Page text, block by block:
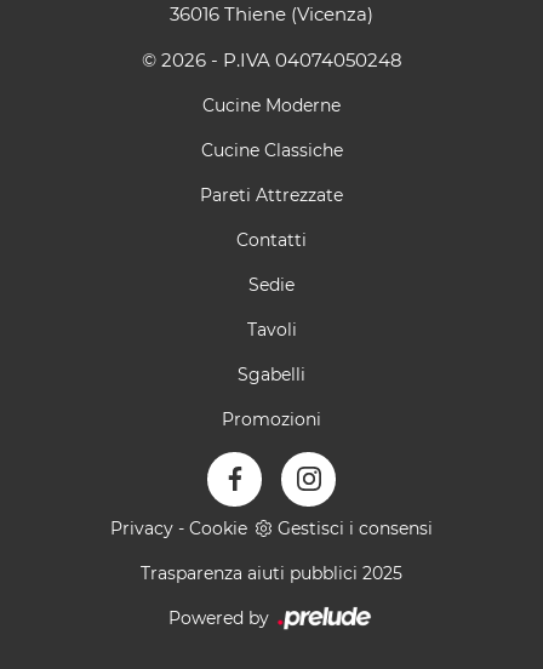
36016 Thiene (Vicenza)
© 2026 - P.IVA 04074050248
Cucine Moderne
Cucine Classiche
Pareti Attrezzate
Contatti
Sedie
Tavoli
Sgabelli
Promozioni
Privacy - Cookie Gestisci i consensi
Trasparenza aiuti pubblici 2025
Powered by